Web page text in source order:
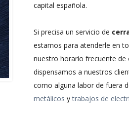
capital española.
Si precisa un servicio de
estamos para atenderle en
nuestro horario frecuente de
dispensamos a nuestros
como alguna labor de fuera
metálicos ytrabajos de